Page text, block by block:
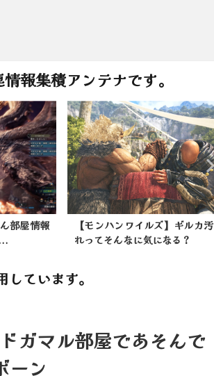
報集積アンテナです。
ギルカ汚
？
今日は★Kanonさんのお部屋
で遊んでました。2024...
ています。
ガマル部屋であそんで
ーン